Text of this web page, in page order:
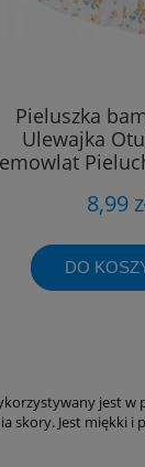
Pieluszka
Ulewajka
8,99
DO
jest
skory. Jest miękki i